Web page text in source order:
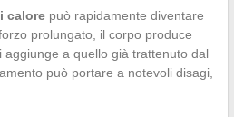
calorepuò rapidamente diventare
prolungato, il corpo produce
a quello già trattenuto dal
può portare a notevoli disagi,